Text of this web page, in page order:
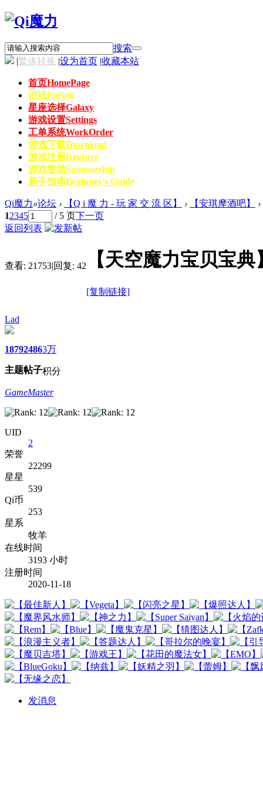
搜索
|繁体转换 |设为首页 |收藏本站
首页HomePage
论坛Forum
星座选择Galaxy
游戏设置Settings
工单系统WorkOrder
游戏下载Download
游戏注册Register
游戏赞助Sponsorship
新手指南Beginner's Guide
Qi魔力»论坛 › 【Q i 魔 力 - 玩 家 交 流 区】 › 【安琪摩酒吧】
›
12345 / 5 页下一页
返回列表
查看: 21753|回复: 42 【天空魔力宝贝宝典
[复制链接]
Lad
1879
主题
2486
帖子
3万
积分
GameMaster
UID
2
荣誉
22299
星星
539
Qi币
253
星系
牧羊
在线时间
3193 小时
注册时间
2020-11-18
发消息